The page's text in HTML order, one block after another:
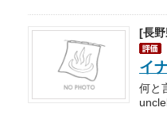
[長
イ